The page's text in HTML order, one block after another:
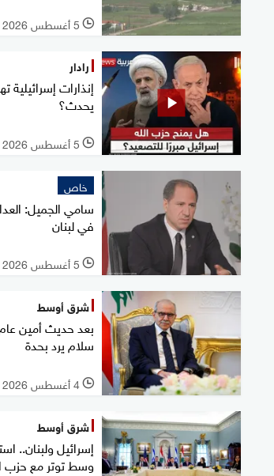
l 5 أغسطس 2026
رادار
إنذارات إسرائيلية
يحدث؟
l 5 أغسطس 2026
خاص
سامي الجميل:
في لبنان
l 5 أغسطس 2026
شرق أوسط
بعد حديث أمين
سلام يرد بحدة
l 4 أغسطس 2026
شرق أوسط
إسرائيل ولبنان..
وسط توتر مع حزب